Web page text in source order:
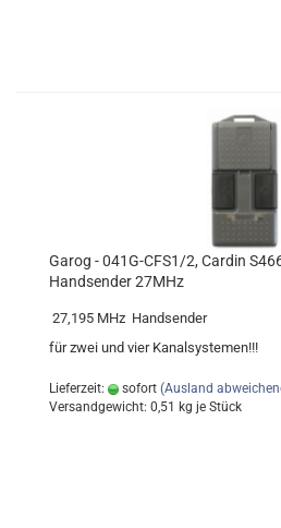
Garog - 041G-CFS1/2, Cardin
Handsender 27MHz
27,195 MHz Handsender
für zwei und vier Kanalsystemen!!!
Lieferzeit: sofort (Ausland
Versandgewicht: 0,51 kg je Stück